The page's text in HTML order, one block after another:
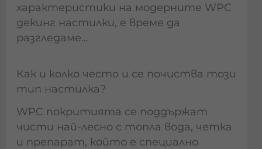
характеристики на модерните WPC
декинг настилки, е време да
разгледаме…
Как и колко често и се почиства този
тип настилка?
WPC покритията се поддържат
чисти най-лесно с топла вода, четка
и препарат, който е специално